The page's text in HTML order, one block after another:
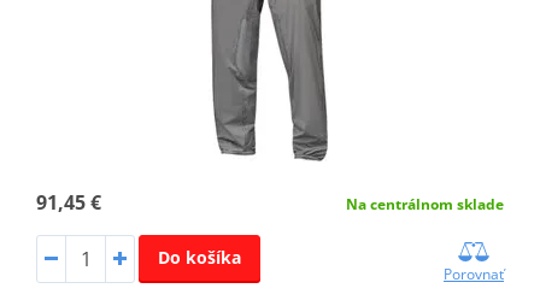
91,45 € Na centrálnom sklade
Do košíka
Porovnať